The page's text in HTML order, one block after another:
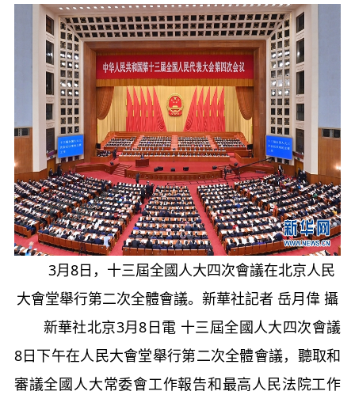
3月8日，十三屆全國人大四次會議在北京人民
大會堂舉行第二次全體會議。新華社記者 岳月偉 攝
新華社北京3月8日電 十三屆全國人大四次會議
8日下午在人民大會堂舉行第二次全體會議，聽取和
審議全國人大常委會工作報告和最高人民法院工作